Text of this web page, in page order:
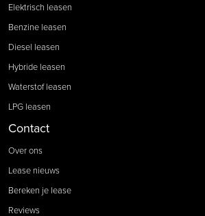
Elektrisch leasen
Benzine leasen
Diesel leasen
Hybride leasen
Waterstof leasen
LPG leasen
Contact
Over ons
Lease nieuws
Bereken je lease
Reviews